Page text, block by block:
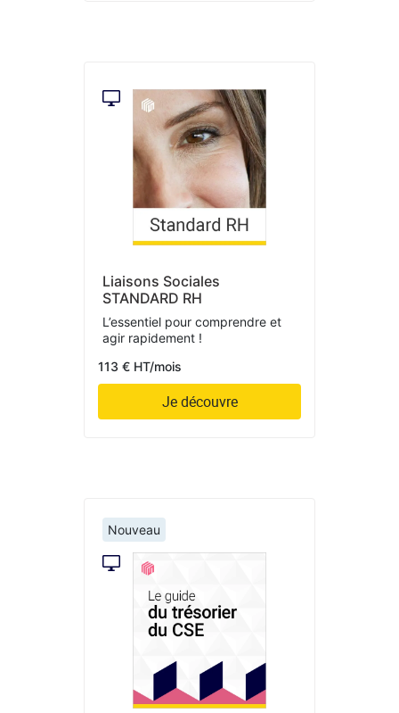
Liaisons Sociales
STANDARD RH
L’essentiel pour comprendre et
agir rapidement !
113 € HT/mois
Je découvre
Nouveau